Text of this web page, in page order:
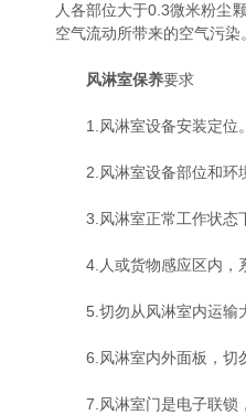
人各部位大于0.3微米粉尘
空气流动所带来的空气污染。
风淋室保养要求
1.风淋室设备安装定位。
2.风淋室设备部位和环
3.风淋室正常工作状态
4.人或货物感应区内，
5.切勿从风淋室内运输
6.风淋室内外面板，切
7.风淋室门是电子联锁，